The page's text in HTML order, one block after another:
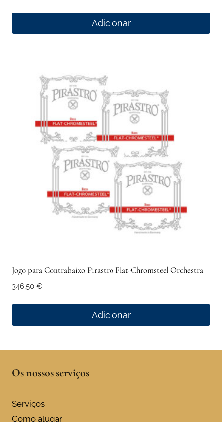
Adicionar
Jogo para Contrabaixo Pirastro Flat-Chromsteel Orchestra
346,50 €
Adicionar
Os nossos serviços
Serviços
Como alugar